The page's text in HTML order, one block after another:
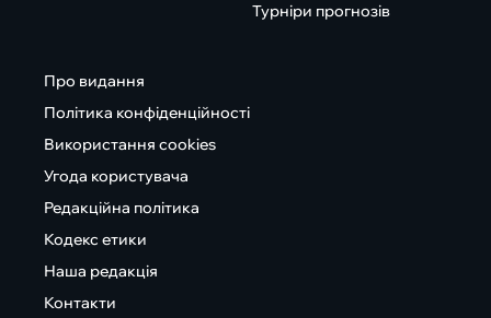
Турніри прогнозів
Про видання
Політика конфіденційності
Використання cookies
Угода користувача
Редакційна політика
Кодекс етики
Наша редакція
Контакти